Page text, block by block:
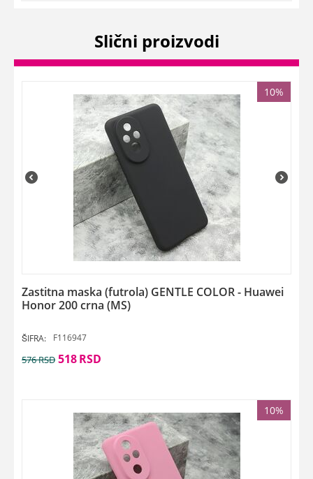
Slični proizvodi
10%
Zastitna maska (futrola) GENTLE COLOR - Huawei
Honor 200 crna (MS)
ŠIFRA: F116947
576RSD 518RSD
10%